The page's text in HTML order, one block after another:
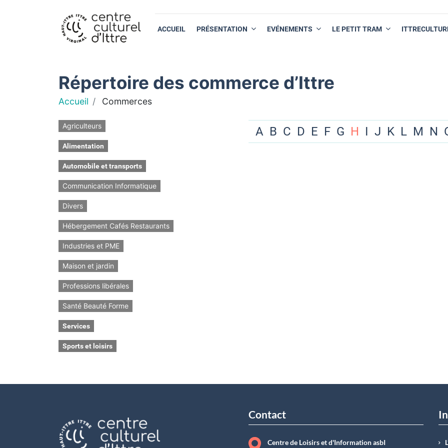
ACCUEIL PRÉSENTATION EVÉNEMENTS LE PETIT TRAM
Répertoire des commerce d’Ittre
Accueil Commerces
Agriculteurs
Alimentation
Automobile et transports
Communication Informatique
Divers
Hébergement Cafés Restaurants
Industries et PME
Maison et jardin
Professions libérales
Santé Beauté Forme
Services
Sports et loisirs
A B C D E F G H I J K L M N
Contact
Centre de Loisirs et d'Information asbI